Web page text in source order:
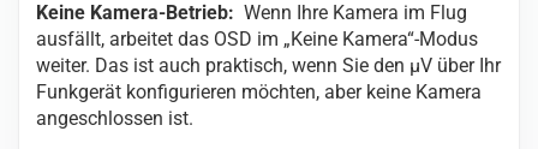
Keine Kamera-Betrieb: Wenn Ihre Kamera im Flug
ausfällt, arbeitet das OSD im „Keine Kamera“-Modus
weiter. Das ist auch praktisch, wenn Sie den µV über Ihr
Funkgerät konfigurieren möchten, aber keine Kamera
angeschlossen ist.